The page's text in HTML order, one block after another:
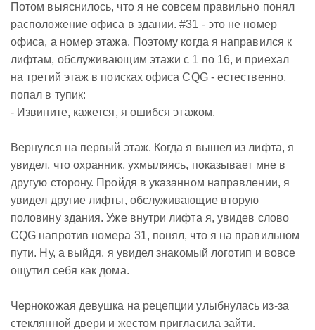
Потом выяснилось, что я не совсем правильно понял
расположение офиса в здании. #31 - это не номер
офиса, а номер этажа. Поэтому когда я направился к
лифтам, обслуживающим этажи с 1 по 16, и приехал
на третий этаж в поисках офиса CQG - естественно,
попал в тупик:
- Извините, кажется, я ошибся этажом.
Вернулся на первый этаж. Когда я вышел из лифта, я
увидел, что охранник, ухмыляясь, показывает мне в
другую сторону. Пройдя в указанном направлении, я
увидел другие лифты, обслуживающие вторую
половину здания. Уже внутри лифта я, увидев слово
CQG напротив номера 31, понял, что я на правильном
пути. Ну, а выйдя, я увидел знакомый логотип и вовсе
ощутил себя как дома.
Чернокожая девушка на рецепции улыбнулась из-за
стеклянной двери и жестом пригласила зайти.